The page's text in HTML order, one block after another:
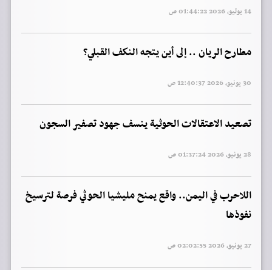
14 يوليو, 2026 01:44:22 ص
مطارح الريان .. إلى أين يتجه النكف القبلي؟
30 يونيو, 2026 12:40:37 ص
تصعيد الاعتقالات الحوثية ينسف جهود تصفير السجون
28 يونيو, 2026 01:37:24 ص
اللاحرب في اليمن.. واقع يمنح مليشيا الحوثي فرصة لترسيخ
نفوذها
27 يونيو, 2026 02:02:55 ص